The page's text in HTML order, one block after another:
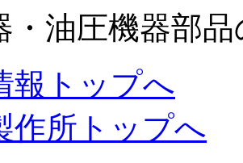
・油圧機器部
報トップへ
作所トップへ